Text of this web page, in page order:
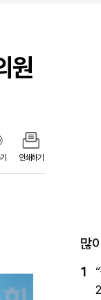
원
인쇄하기
많
1